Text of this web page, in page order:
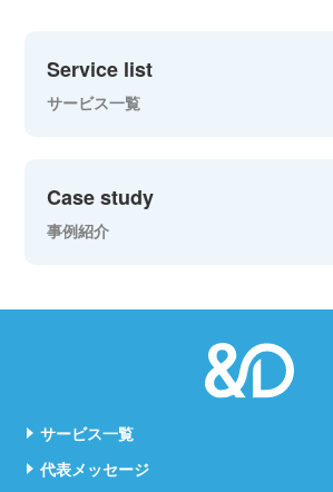
Service list
サービス一覧
Case study
事例紹介
サービス一覧
代表メッセージ